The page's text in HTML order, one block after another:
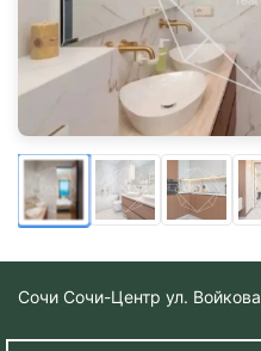
Сочи Сочи-Центр ул. Войкова